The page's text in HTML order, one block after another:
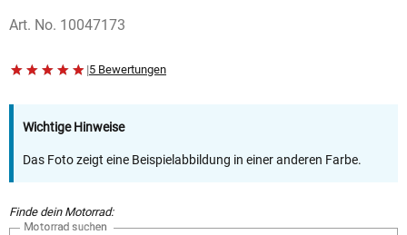
Art. No. 10047173
|5 Bewertungen
Wichtige Hinweise
Das Foto zeigt eine Beispielabbildung in einer anderen Farbe.
Finde dein Motorrad:
Motorrad suchen